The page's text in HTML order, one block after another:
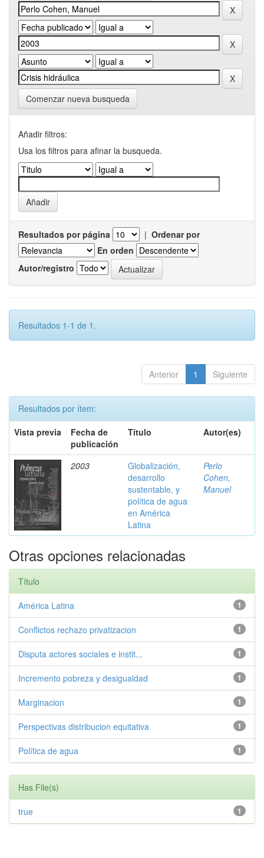
Comenzar nueva busqueda
Añadir filtros:
Usa los filtros para afinar la busqueda.
Resultados por página | Ordenar por
En orden
Autor/registro
Resultados 1-1 de 1.
Anterior 1 Siguiente
Resultados por ítem:
Vista previa
Fecha de
publicación
Título Autor(es)
2003
Globalización,
desarrollo
sustentable, y
política de agua
en América
Latina
Perlo
Cohen,
Manuel
Otras opciones relacionadas
Título
1
América Latina
1
Conflictos rechazo privatizacion
1
Disputa actores sociales e instit...
1
Incremento pobreza y desigualdad
1
Marginacion
1
Perspectivas distribucion equitativa
1
Política de agua
Has File(s)
1
true